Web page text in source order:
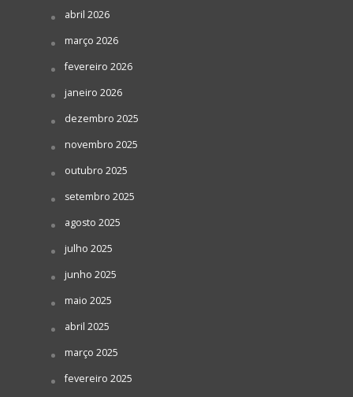
abril 2026
março 2026
fevereiro 2026
janeiro 2026
dezembro 2025
novembro 2025
outubro 2025
setembro 2025
agosto 2025
julho 2025
junho 2025
maio 2025
abril 2025
março 2025
fevereiro 2025